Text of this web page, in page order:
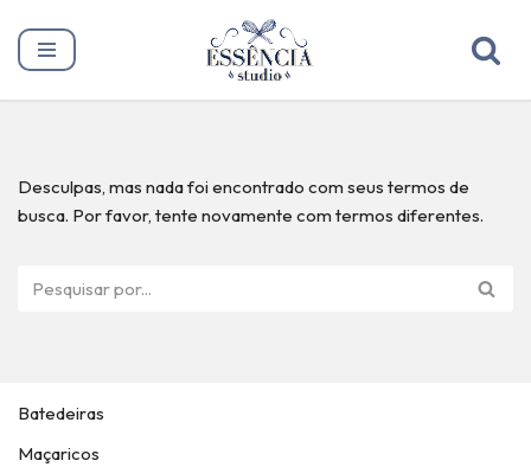
Pular
Desculpas, mas nada foi encontrado com seus termos de
busca. Por favor, tente novamente com termos diferentes.
Batedeiras
Maçaricos